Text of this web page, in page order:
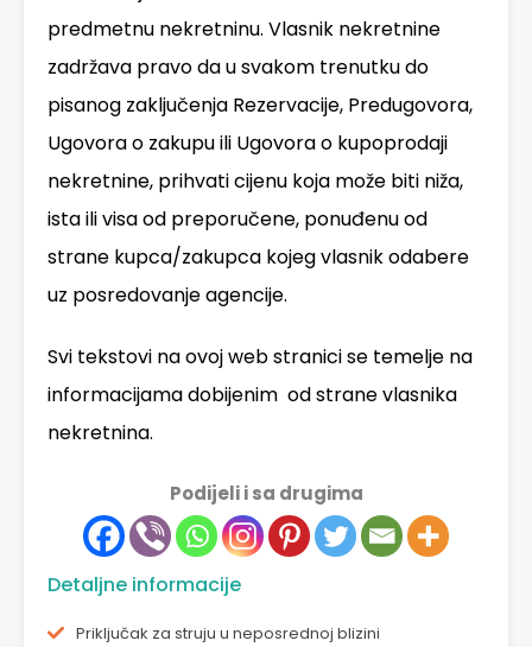
predmetnu nekretninu. Vlasnik nekretnine
zadržava pravo da u svakom trenutku do
pisanog zaključenja Rezervacije, Predugovora,
Ugovora o zakupu ili Ugovora o kupoprodaji
nekretnine, prihvati cijenu koja može biti niža,
ista ili visa od preporučene, ponuđenu od
strane kupca/zakupca kojeg vlasnik odabere
uz posredovanje agencije.
Svi tekstovi na ovoj web stranici se temelje na
informacijama dobijenim od strane vlasnika
nekretnina.
Podijeli i sa drugima
Detaljne informacije
Priključak za struju u neposrednoj blizini